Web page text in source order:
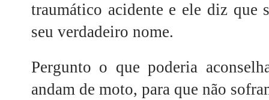
traumático acidente e ele diz que
seu verdadeiro nome.
Pergunto o que poderia
andam de moto, para que não